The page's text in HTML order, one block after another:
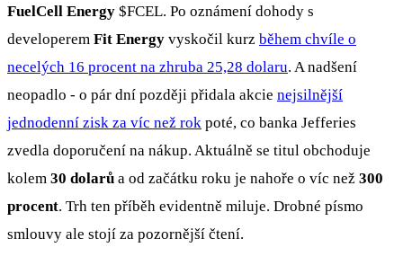
FuelCell Energy $FCEL. Po oznámení dohody s
developerem Fit Energy vyskočil kurz během chvíle o
necelých 16 procent na zhruba 25,28 dolaru. A nadšení
neopadlo - o pár dní později přidala akcie nejsilnější
jednodenní zisk za víc než rok poté, co banka Jefferies
zvedla doporučení na nákup. Aktuálně se titul obchoduje
kolem 30 dolarů a od začátku roku je nahoře o víc než 300
procent. Trh ten příběh evidentně miluje. Drobné písmo
smlouvy ale stojí za pozornější čtení.